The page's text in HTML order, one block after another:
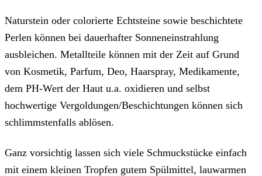
Naturstein oder colorierte Echtsteine sowie beschichtete
Perlen können bei dauerhafter Sonneneinstrahlung
ausbleichen. Metallteile können mit der Zeit auf Grund
von Kosmetik, Parfum, Deo, Haarspray, Medikamente,
dem PH-Wert der Haut u.a. oxidieren und selbst
hochwertige Vergoldungen/Beschichtungen können sich
schlimmstenfalls ablösen.
Ganz vorsichtig lassen sich viele Schmuckstücke einfach
mit einem kleinen Tropfen gutem Spülmittel, lauwarmen